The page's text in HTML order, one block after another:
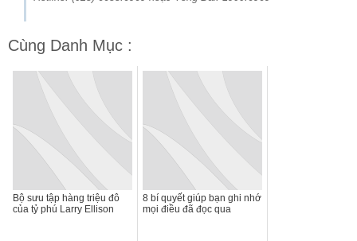
Cùng Danh Mục :
Bộ sưu tập hàng triệu đô
của tỷ phú Larry Ellison
8 bí quyết giúp bạn ghi nhớ
mọi điều đã đọc qua